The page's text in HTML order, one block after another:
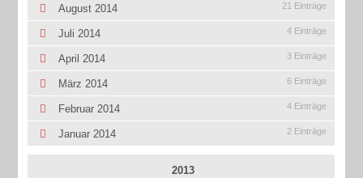
August 2014 21 Einträge
Juli 2014 4 Einträge
April 2014 3 Einträge
März 2014 6 Einträge
Februar 2014 4 Einträge
Januar 2014 2 Einträge
2013